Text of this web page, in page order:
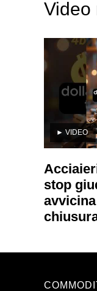
Video
► VIDEO
stop